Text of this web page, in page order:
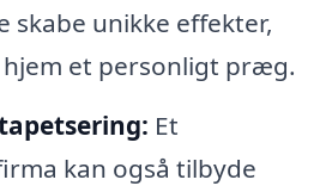
skabe unikke effekter,
et personligt præg.
Et
kan også tilbyde